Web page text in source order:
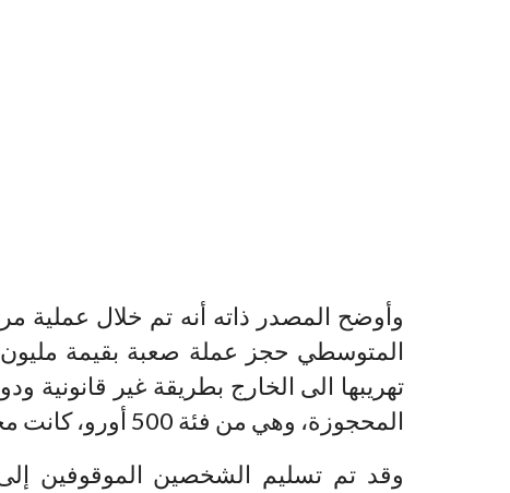
وأوضح المصدر ذاته أنه تم خلال عملية
المتوسطي حجز عملة صعبة بقيمة
تهريبها الى الخارج بطريقة غير قانونية
المحجوزة، وهي من فئة 500 أورو، كانت مخبأة في حقيبتين للأمتعة.
وقد تم تسليم الشخصين الموقوفين